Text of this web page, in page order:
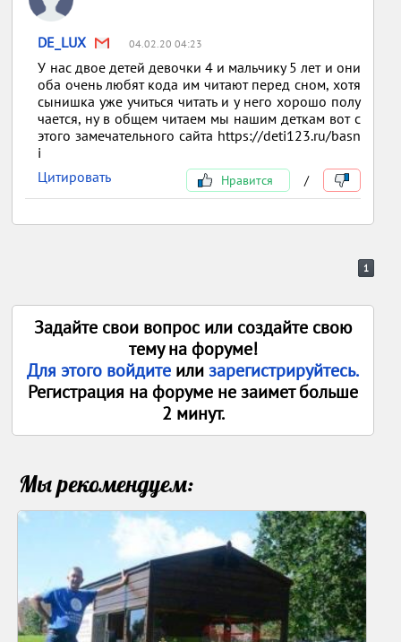
DE_LUX 04.02.20 04:23
У нас двое детей девочки 4 и мальчику 5 лет и они
оба очень любят кода им читают перед сном, хотя
сынишка уже учиться читать и у него хорошо полу
чается, ну в общем читаем мы нашим деткам вот с
этого замечательного сайта https://deti123.ru/basn
i
Цитировать
Нравится /
1
Задайте свои вопрос или создайте свою
тему на форуме!
Для этого войдите илизарегистрируйтесь.
Регистрация на форуме не заимет больше
2 минут.
Мы рекомендуем: